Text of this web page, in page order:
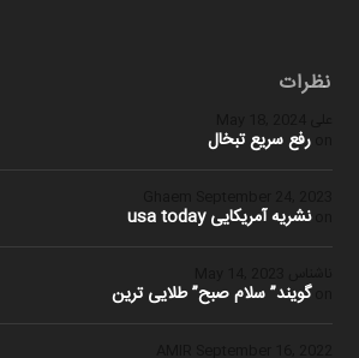
نظرات
علی
رفع سریع تبخال
نشریه آمریکایی usa today
گویند” سلام صبح” طلایی ترین